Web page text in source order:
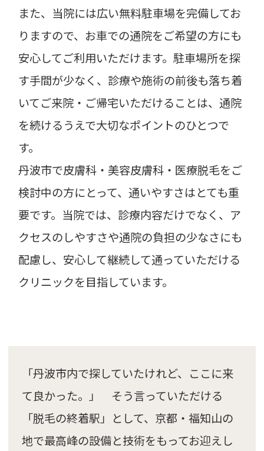
また、当院には広い無料駐車場を完備してお
りますので、お車での通院をご希望の方にも
安心してご利用いただけます。駐車場所を探
す手間が少なく、診療や施術の前後も落ち着
いてご来院・ご帰宅いただけることは、通院
を続けるうえで大切なポイントのひとつで
す。
丹波市で皮膚科・美容皮膚科・医療脱毛をご
検討中の方にとって、通いやすさはとても重
要です。当院では、診療内容だけでなく、ア
クセスのしやすさや通院の負担の少なさにも
配慮し、安心して継続して通っていただける
クリニックを目指しています。
「丹波市内で探していたけれど、ここに来
て良かった。」 そう言っていただける
「脱毛の終着駅」として、京都・福知山の
地で最高峰の設備と技術をもってお迎えし